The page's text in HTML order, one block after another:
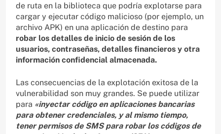
de ruta en la biblioteca que podría explotarse para
cargar y ejecutar código malicioso (por ejemplo, un
archivo APK) en una aplicación de destino para
robar los detalles de inicio de sesión de los
usuarios, contraseñas, detalles financieros y otra
información confidencial almacenada.
Las consecuencias de la explotación exitosa de la
vulnerabilidad son muy grandes. Se puede utilizar
para «inyectar código en aplicaciones bancarias
para obtener credenciales, y al mismo tiempo,
tener permisos de SMS para robar los códigos de